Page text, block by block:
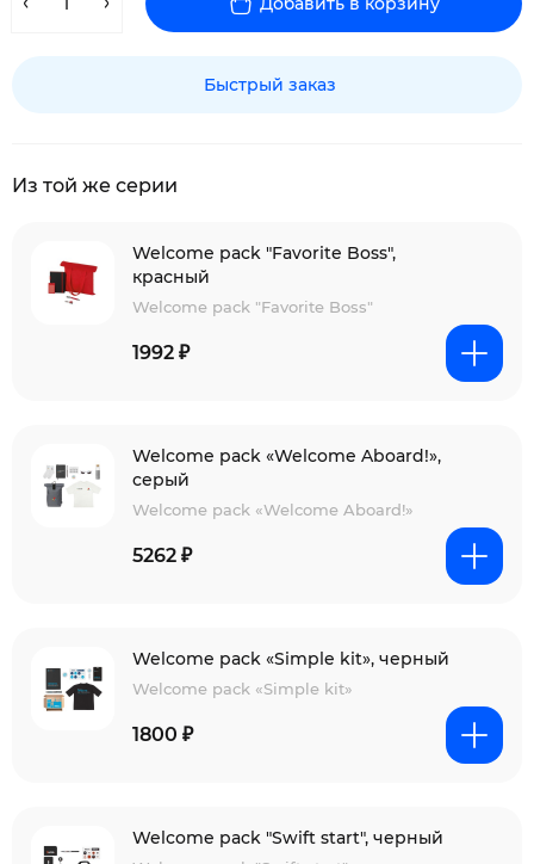
Быстрый заказ
Из той же серии
Welcome pack "Favorite Boss",
красный
Welcome pack "Favorite Boss"
1992 ₽
Welcome pack «Welcome Aboard!»,
серый
Welcome pack «Welcome Aboard!»
5262 ₽
Welcome pack «Simple kit», черный
Welcome pack «Simple kit»
1800 ₽
Welcome pack "Swift start", черный